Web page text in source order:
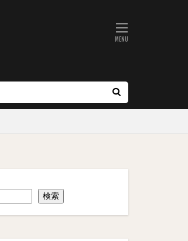
検索